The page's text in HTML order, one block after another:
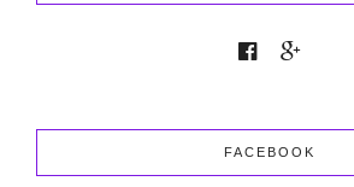
Giá
Sang
FACEBOOK